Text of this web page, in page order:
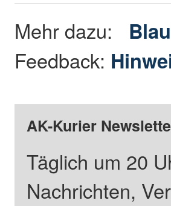
Mehr dazu:
Feedback:
AK-Kurier
Täglich um 20
Nachrichten,